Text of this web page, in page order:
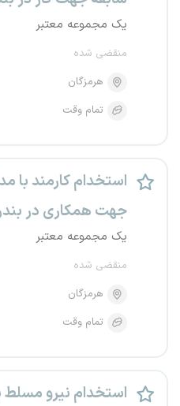
یک مجموعه معتبر
منقضی شده
هرمزگان
تمام وقت
استخدام کارمند با
جهت همکاری در
یک مجموعه معتبر
منقضی شده
هرمزگان
تمام وقت
استخدام نیرو مسلط